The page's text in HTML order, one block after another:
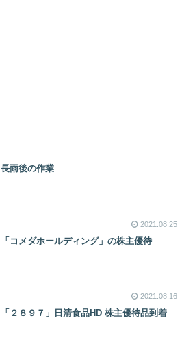
長雨後の作業
2021.08.25
「コメダホールディング」の株主優待
2021.08.16
「２８９７」日清食品HD 株主優待品到着